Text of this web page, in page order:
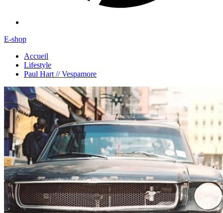
E-shop
Accueil
Lifestyle
Paul Hart // Vespamore